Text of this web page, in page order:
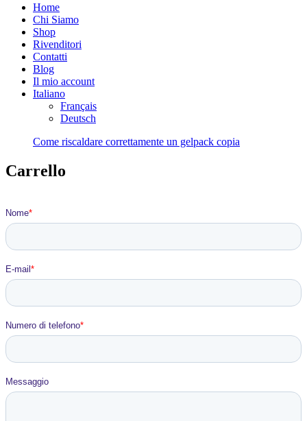
Home
Chi Siamo
Shop
Rivenditori
Contatti
Blog
Il mio account
Italiano
Français
Deutsch
Come riscaldare correttamente un gelpack copia
Carrello